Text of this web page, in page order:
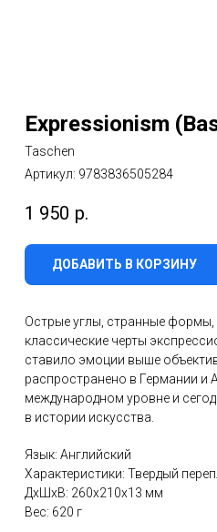
Expressionism
Taschen
Артикул: 9783836505284
1 950 р.
ДОБАВИТЬ В КОРЗИНУ
Острые углы, странные
классические черты
ставило эмоции выше
распространено в Германии и
международном уровне и
в истории искусства.
Язык: Английский
Характеристики: Твердый
ДxШxВ: 260x210x13 мм
Вес: 620 г